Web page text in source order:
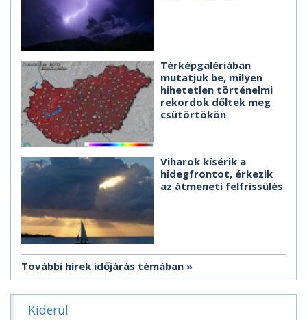
Térképgalériában
mutatjuk be, milyen
hihetetlen történelmi
rekordok dőltek meg
csütörtökön
Viharok kísérik a
hidegfrontot, érkezik
az átmeneti felfrissülés
További hírek időjárás témában
Kiderül